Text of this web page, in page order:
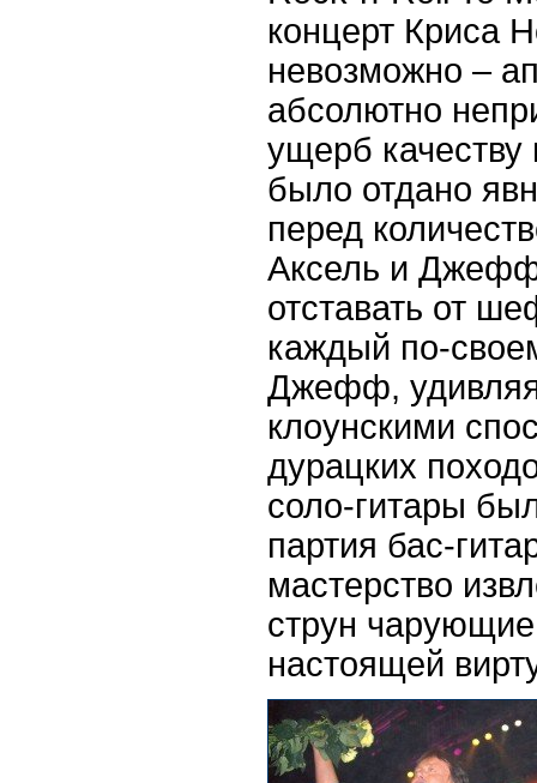
концерт Криса
невозможно –
абсолютно
ущерб качеству
было отдано
перед
Аксель и
отставать от
каждый по-
Джефф,
клоунскими
дурацких
соло-гитары
партия бас-
мастерство
струн чарующие
настоящей